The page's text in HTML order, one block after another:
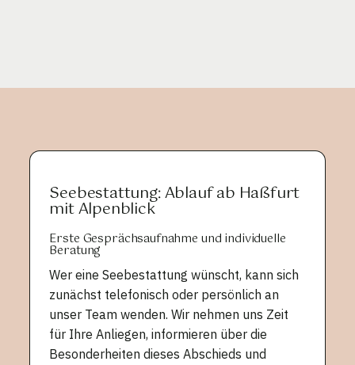
Seebestattung: Ablauf ab Haßfurt
mit Alpenblick
Erste Gesprächsaufnahme und individuelle
Beratung
Wer eine Seebestattung wünscht, kann sich
zunächst telefonisch oder persönlich an
unser Team wenden. Wir nehmen uns Zeit
für Ihre Anliegen, informieren über die
Besonderheiten dieses Abschieds und